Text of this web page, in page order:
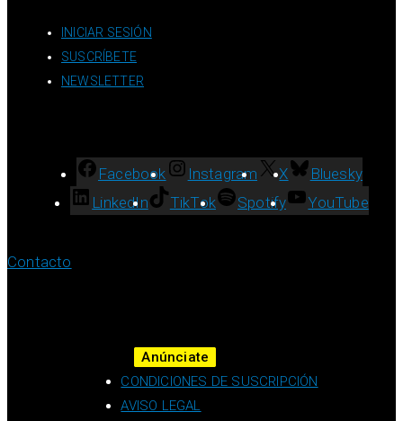
INICIAR SESIÓN
SUSCRÍBETE
NEWSLETTER
Facebook Instagram X
Bluesky
LinkedIn
TikTok Spotify YouTube
Contacto
Anúnciate
CONDICIONES DE SUSCRIPCIÓN
AVISO LEGAL